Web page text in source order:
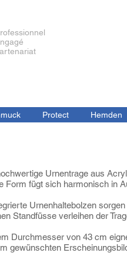
Protect Hemden
Urnentrage aus
Form fügt sich harmonisch in
Urnenhaltebolzen
Standfüsse verleihen der
Durchmesser von 43 cm
gewünschten